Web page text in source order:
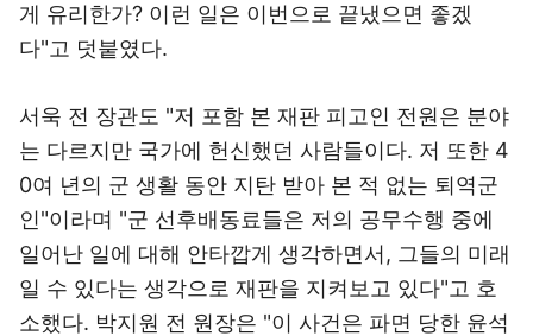
게 유리한가? 이런 일은 이번으로 끝냈으면 좋겠
다"고 덧붙였다.
서욱 전 장관도 "저 포함 본 재판 피고인 전원은 분야
는 다르지만 국가에 헌신했던 사람들이다. 저 또한 4
0여 년의 군 생활 동안 지탄 받아 본 적 없는 퇴역군
인"이라며 "군 선후배동료들은 저의 공무수행 중에
일어난 일에 대해 안타깝게 생각하면서, 그들의 미래
일 수 있다는 생각으로 재판을 지켜보고 있다"고 호
소했다. 박지원 전 원장은 "이 사건은 파면 당한 윤석